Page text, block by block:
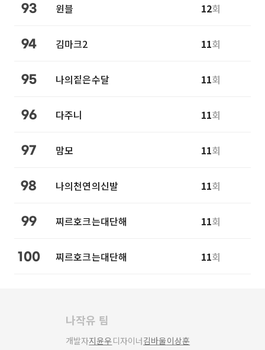
93 윈블 12회
94 김마크2 11회
95 나의짙은수달 11회
96 다주니 11회
97 맘모 11회
98 나의천연의신발 11회
99 찌르호크는대단해 11회
100 찌르호크는대단해 11회
나작유 팀
개발자지윤우 디자이너김바울이상훈